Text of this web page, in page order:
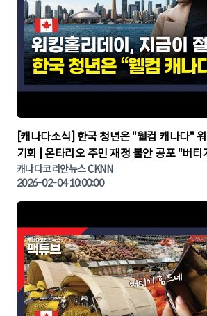
▶
[캐나다소식] 한국 청년은 "웰컴 캐나다"
기회 | 온타리오 주민 재정 불안 공포 "버
린 캐나다뉴스 | CKNNEWS, 캐나다코리안
캐나다코리안뉴스 CKNN
2026-02-04 10:00:00